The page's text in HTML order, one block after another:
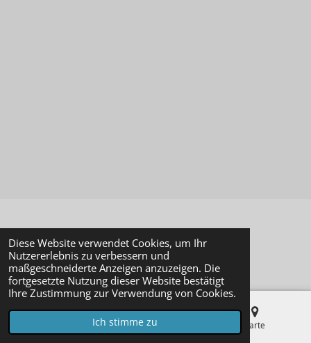
Diese Website verwendet Cookies, um Ihr
Nutzererlebnis zu verbessern und
maßgeschneiderte Anzeigen anzuzeigen. Die
fortgesetzte Nutzung dieser Website bestätigt
Ihre Zustimmung zur Verwendung von Cookies.
Ich stimme zu
© 2023 - 2026 Modellbaustudio-Online
Mit Unterstützung vonWebador
Telefon Karte